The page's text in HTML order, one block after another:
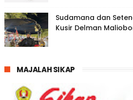
Sudamana dan
Kusir Delman
MAJALAH SIKAP